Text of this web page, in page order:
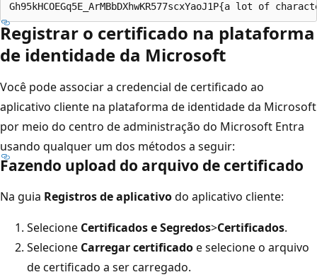
Registrar o certificado na plataforma
de identidade da Microsoft
Você pode associar a credencial de certificado ao
aplicativo cliente na plataforma de identidade da Microsoft
por meio do centro de administração do Microsoft Entra
usando qualquer um dos métodos a seguir:
Fazendo upload do arquivo de certificado
Na guia Registros de aplicativodo aplicativo cliente:
Selecione Certificados e Segredos>Certificados.
Selecione Carregar certificadoe selecione o arquivo
de certificado a ser carregado.